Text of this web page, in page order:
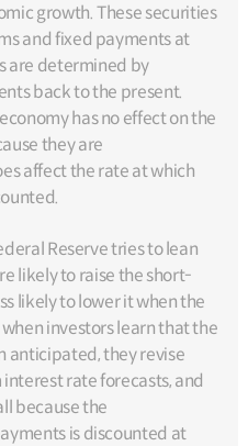
growth. These securities
and fixed payments at
are determined by
back to the present.
has no effect on the
they are
affect the rate at which
Reserve tries to lean
likely to raise the short-
likely to lower it when the
investors learn that the
anticipated, they revise
rate forecasts, and
because the
is discounted at